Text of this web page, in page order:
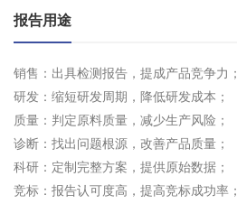
报告用途
销售：出具检测报告，提成产品竞争力；
研发：缩短研发周期，降低研发成本；
质量：判定原料质量，减少生产风险；
诊断：找出问题根源，改善产品质量；
科研：定制完整方案，提供原始数据；
竞标：报告认可度高，提高竞标成功率；